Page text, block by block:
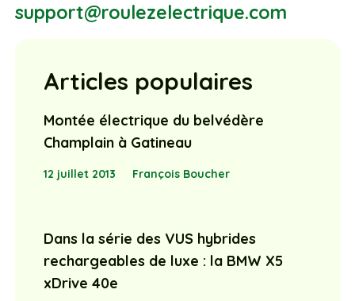
support@roulezelectrique.com
Articles populaires
Montée électrique du belvédère
Champlain à Gatineau
12 juillet 2013 François Boucher
Dans la série des VUS hybrides
rechargeables de luxe : la BMW X5
xDrive 40e